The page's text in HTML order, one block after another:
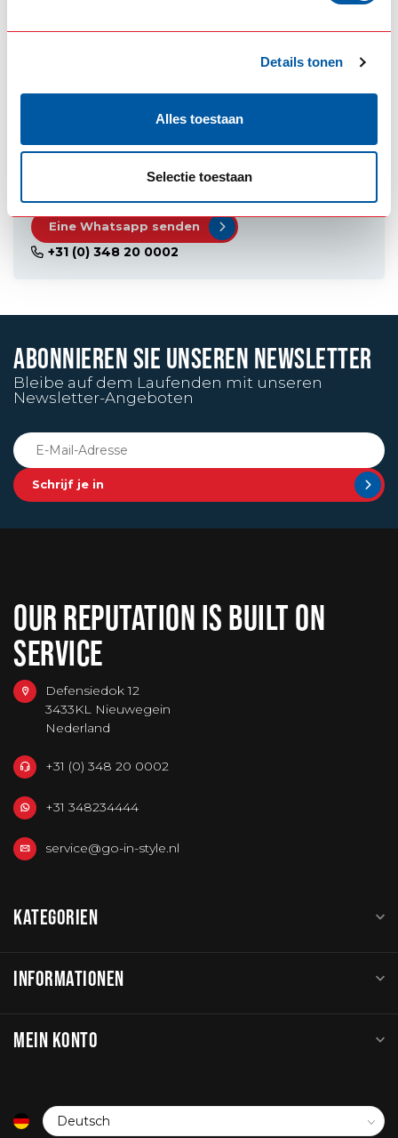
Details tonen
Alles toestaan
Selectie toestaan
UNSERE SPEZIALISTEN HELFEN IHNEN GERNE
Eine Whatsapp senden
+31 (0) 348 20 0002
ABONNIEREN SIE UNSEREN NEWSLETTER
Bleibe auf dem Laufenden mit unseren
Newsletter-Angeboten
Schrijf je in
OUR REPUTATION IS BUILT ON
SERVICE
Defensiedok 12
3433KL Nieuwegein
Nederland
+31 (0) 348 20 0002
+31 348234444
service@go-in-style.nl
KATEGORIEN
INFORMATIONEN
MEIN KONTO